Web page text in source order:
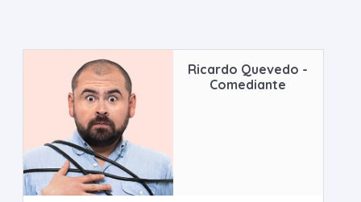
Ricardo Quevedo -
Comediante